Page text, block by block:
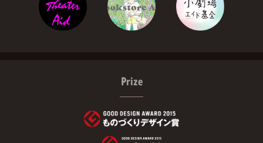
Prize